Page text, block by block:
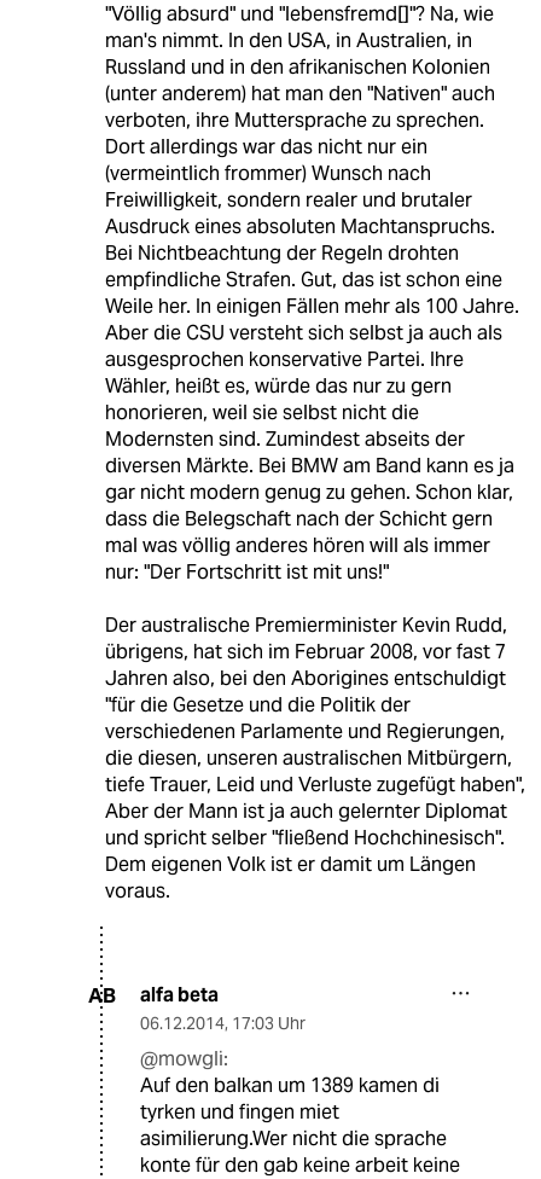
"Völlig absurd" und "lebensfremd[]"? Na, wie
man's nimmt. In den USA, in Australien, in
Russland und in den afrikanischen Kolonien
(unter anderem) hat man den "Nativen" auch
verboten, ihre Muttersprache zu sprechen.
Dort allerdings war das nicht nur ein
(vermeintlich frommer) Wunsch nach
Freiwilligkeit, sondern realer und brutaler
Ausdruck eines absoluten Machtanspruchs.
Bei Nichtbeachtung der Regeln drohten
empfindliche Strafen. Gut, das ist schon eine
Weile her. In einigen Fällen mehr als 100 Jahre.
Aber die CSU versteht sich selbst ja auch als
ausgesprochen konservative Partei. Ihre
Wähler, heißt es, würde das nur zu gern
honorieren, weil sie selbst nicht die
Modernsten sind. Zumindest abseits der
diversen Märkte. Bei BMW am Band kann es ja
gar nicht modern genug zu gehen. Schon klar,
dass die Belegschaft nach der Schicht gern
mal was völlig anderes hören will als immer
nur: "Der Fortschritt ist mit uns!"
Der australische Premierminister Kevin Rudd,
übrigens, hat sich im Februar 2008, vor fast 7
Jahren also, bei den Aborigines entschuldigt
"für die Gesetze und die Politik der
verschiedenen Parlamente und Regierungen,
die diesen, unseren australischen Mitbürgern,
tiefe Trauer, Leid und Verluste zugefügt haben",
Aber der Mann ist ja auch gelernter Diplomat
und spricht selber "fließend Hochchinesisch".
Dem eigenen Volk ist er damit um Längen
voraus.
AB alfa beta
06.12.2014, 17:03 Uhr
@mowgli:
Auf den balkan um 1389 kamen di
tyrken und fingen miet
asimilierung.Wer nicht die sprache
konte für den gab keine arbeit keine